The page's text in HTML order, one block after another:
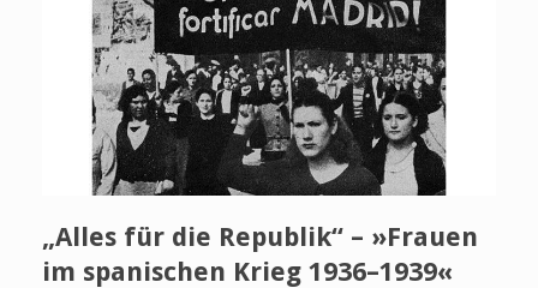
„Alles für die Republik“ – »Frauen
im spanischen Krieg 1936–1939«